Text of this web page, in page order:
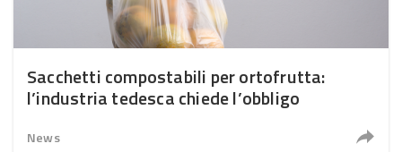
Sacchetti compostabili per ortofrutta:
l’industria tedesca chiede l’obbligo
News